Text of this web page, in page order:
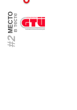
#2
МЕСТОв тесте